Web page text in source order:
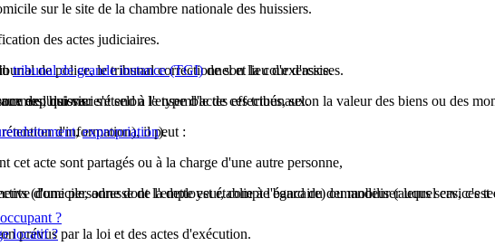
sur le site de la chambre nationale des huissiers.
des actes judiciaires.
de police, le tribunal correctionnel et la cour d'assises.
expulsions.
d'information), il peut :
(domicile, adresse de l'employeur, compte bancaire) ou mobiliser leurs services
tribunal de grande instance (TGI)de son lieu d'exercice.
de l'huissier s'étend à l'ensemble de ces tribunaux.
qui varient selon le type d'actes effectués, selon la valeur des biens ou des
,expropriation).
prévus par la loi et des actes d'exécution.
acte sont partagés ou à la charge d'une autre personne,
d'une personne dont la dette est établie à l'égard du demandeur (auquel cas,
?
locatif ?